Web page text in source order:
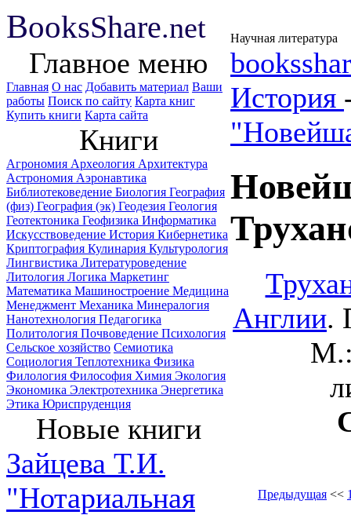
BooksShare.net Научная литература
Главное меню
Главная О нас Добавить материал Ваши
работы Поиск по сайту Карта книг
Купить книги Карта сайта
Книги
Агрономия Археология Архитектура
Астрономия Аэронавтика
Библиотековедение Биология География
(физ) География (эк) Геодезия Геология
Геотектоника Геофизика Информатика
Искусствоведение История Кибернетика
Криптография Кулинария Культурология
Лингвистика Литературоведение
Литология Логика Маркетинг
Математика Машиностроение Медицина
Менеджмент Механика Минералогия
Нанотехнология Педагогика
Политология Почвоведение Психология
Сельское хозяйство Семиотика
Социология Теплотехника Физика
Филология Философия Химия Экология
Экономика Электротехника Энергетика
Этика Юриспруденция
Новые книги
Зайцева Т.И.
"Нотариальная
История
Англии.
М.:
Предыдущая <<